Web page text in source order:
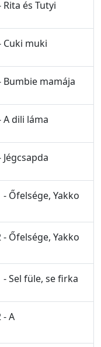
Rita és Tutyi
Cuki muki
Bumbie mamája
A dili láma
- Őfelsége, Yakko
- Őfelsége, Yakko
- Sel füle, se firka
- A